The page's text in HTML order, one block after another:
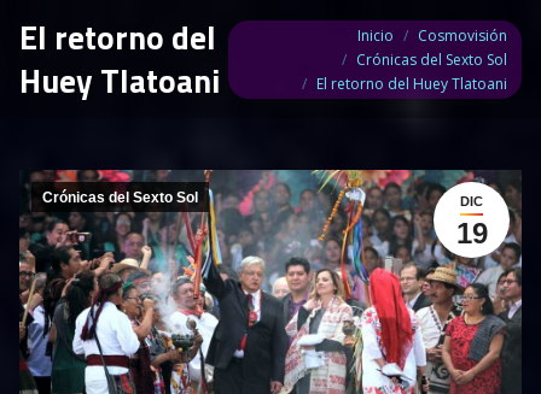
El retorno del
Huey Tlatoani
Estás aquí: Inicio
Cosmovisión
Crónicas del Sexto Sol
El retorno del Huey Tlatoani
DIC
19
Crónicas del Sexto Sol